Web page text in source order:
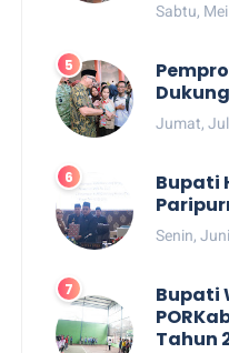
Sabtu,
Jumat,
Bupati
Senin,
Bupati
Tahun